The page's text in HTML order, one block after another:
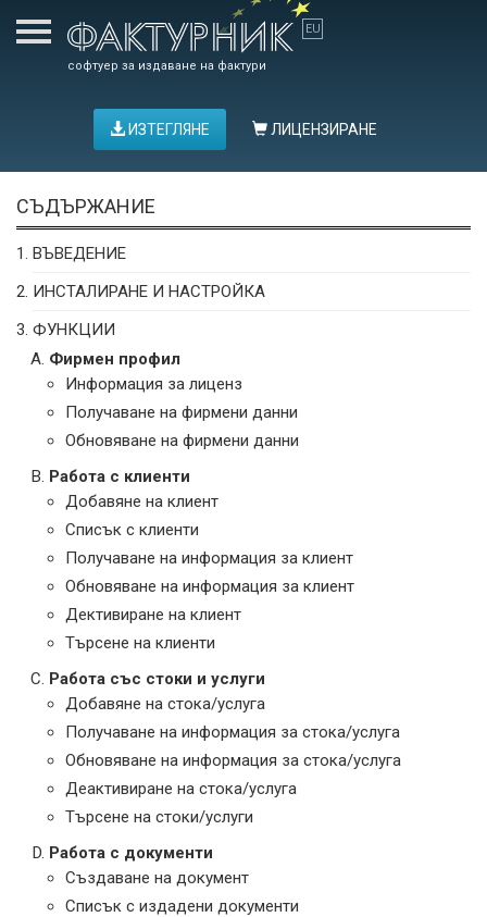
софтуер за издаване на фактури
ИЗТЕГЛЯНЕ ЛИЦЕНЗИРАНЕ
СЪДЪРЖАНИЕ
ВЪВЕДЕНИЕ
ИНСТАЛИРАНЕ И НАСТРОЙКА
ФУНКЦИИ
Фирмен профил
Информация за лиценз
Получаване на фирмени данни
Обновяване на фирмени данни
Работа с клиенти
Добавяне на клиент
Списък с клиенти
Получаване на информация за клиент
Обновяване на информация за клиент
Дективиране на клиент
Търсене на клиенти
Работа със стоки и услуги
Добавяне на стока/услуга
Получаване на информация за стока/услуга
Обновяване на информация за стока/услуга
Деактивиране на стока/услуга
Търсене на стоки/услуги
Работа с документи
Създаване на документ
Списък с издадени документи